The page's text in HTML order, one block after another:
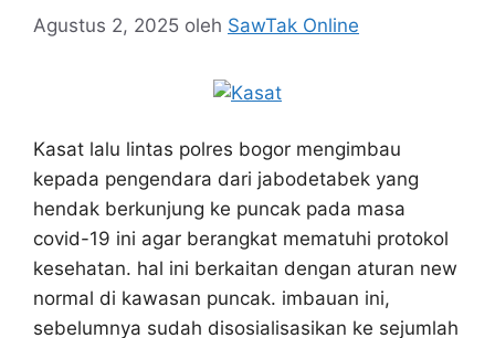
Agustus 2, 2025 oleh SawTak Online
Kasat lalu lintas polres bogor mengimbau
kepada pengendara dari jabodetabek yang
hendak berkunjung ke puncak pada masa
covid-19 ini agar berangkat mematuhi protokol
kesehatan. hal ini berkaitan dengan aturan new
normal di kawasan puncak. imbauan ini,
sebelumnya sudah disosialisasikan ke sejumlah